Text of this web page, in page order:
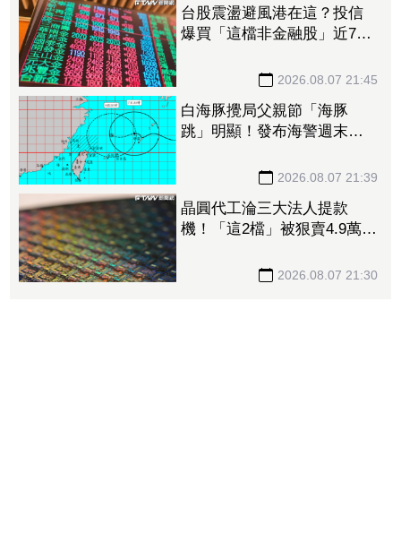
台股震盪避風港在這？投信
爆買「這檔非金融股」近7千
2026.08.07 21:45
白海豚攪局父親節「海豚
跳」明顯！發布海警週末影
2026.08.07 21:39
晶圓代工淪三大法人提款
機！「這2檔」被狠賣4.9萬
2026.08.07 21:30